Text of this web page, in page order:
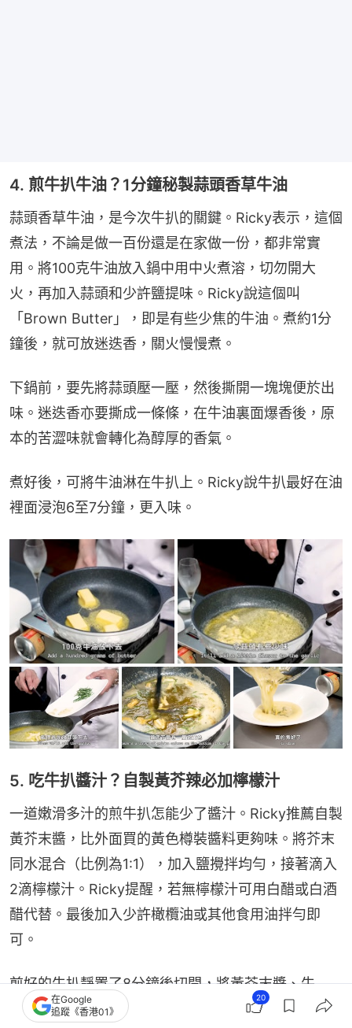
4. 煎牛扒牛油？1分鐘秘製蒜頭香草牛油
蒜頭香草牛油，是今次牛扒的關鍵。Ricky表示，這個
煮法，不論是做一百份還是在家做一份，都非常實
用。將100克牛油放入鍋中用中火煮溶，切勿開大
火，再加入蒜頭和少許鹽提味。Ricky說這個叫
「Brown Butter」，即是有些少焦的牛油。煮約1分
鐘後，就可放迷迭香，關火慢慢煮。
下鍋前，要先將蒜頭壓一壓，然後撕開一塊塊便於出
味。迷迭香亦要撕成一條條，在牛油裏面爆香後，原
本的苦澀味就會轉化為醇厚的香氣。
煮好後，可將牛油淋在牛扒上。Ricky說牛扒最好在油
裡面浸泡6至7分鐘，更入味。
5. 吃牛扒醬汁？自製黃芥辣必加檸檬汁
一道嫩滑多汁的煎牛扒怎能少了醬汁。Ricky推薦自製
黃芥末醬，比外面買的黃色樽裝醬料更夠味。將芥末
同水混合（比例為1:1），加入鹽攪拌均勻，接著滴入
2滴檸檬汁。Ricky提醒，若無檸檬汁可用白醋或白酒
醋代替。最後加入少許橄欖油或其他食用油拌勻即
可。
煎好的牛扒靜置了8分鐘後切開，將黃芥末醬、牛
扒、配菜一起擺盤，再配上一杯Pinot Noir，Ricky說
在Google
追蹤《香港01》
20